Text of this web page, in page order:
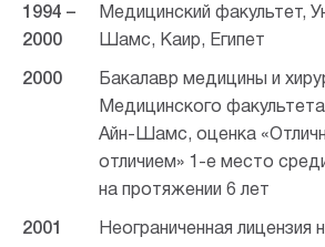
1994 –
2000
Медицинский факультет,
Шамс, Каир, Египет
2000
Бакалавр медицины и
Медицинского
Айн-Шамс, оценка
отличием» 1-е место
на протяжении 6 лет
2001
Неограниченная лицензия